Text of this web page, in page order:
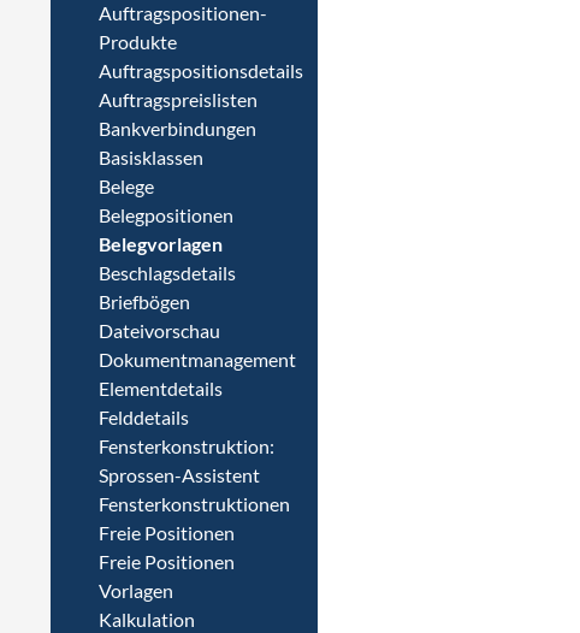
Auftragspositionen-
Produkte
Auftragspositionsdetails
Auftragspreislisten
Bankverbindungen
Basisklassen
Belege
Belegpositionen
Belegvorlagen
Beschlagsdetails
Briefbögen
Dateivorschau
Dokumentmanagement
Elementdetails
Felddetails
Fensterkonstruktion:
Sprossen-Assistent
Fensterkonstruktionen
Freie Positionen
Freie Positionen
Vorlagen
Kalkulation